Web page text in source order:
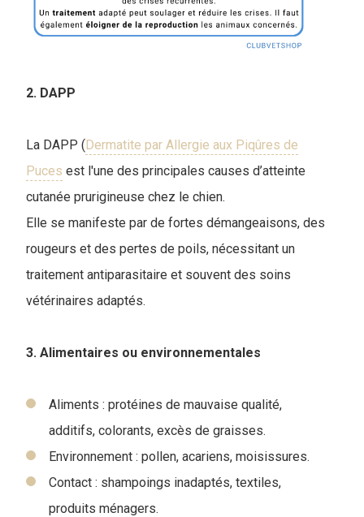
2. DAPP
La DAPP (Dermatite par Allergie aux Piqûres de
Puces est l'une des principales causes d’atteinte
cutanée prurigineuse chez le chien.
Elle se manifeste par de fortes démangeaisons, des
rougeurs et des pertes de poils, nécessitant un
traitement antiparasitaire et souvent des soins
vétérinaires adaptés.
3. Alimentaires ou environnementales
Aliments : protéines de mauvaise qualité,
additifs, colorants, excès de graisses.
Environnement : pollen, acariens, moisissures.
Contact : shampoings inadaptés, textiles,
produits ménagers.